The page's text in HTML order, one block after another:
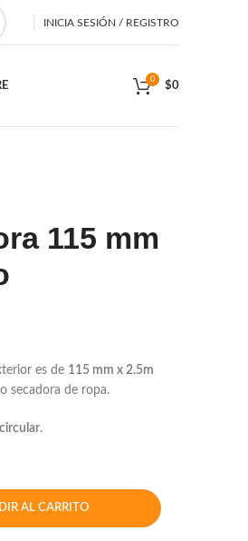
INICIA SESIÓN / REGISTRO
0
$0
115 mm
es de 115 mm x 2.5m
secadora de ropa.
circular.
AL CARRITO